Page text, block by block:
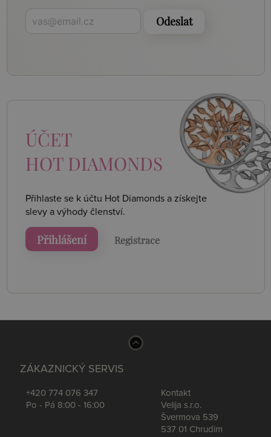
Odeslat
ÚČET
HOT DIAMONDS
Přihlaste se k účtu Hot Diamonds a získejte
slevy a výhody členství.
Přihlášení Registrace
ZÁKAZNICKÝ SERVIS
+420 774 076 347
Po - Pá 8:00 - 16:00
Kontakt
Velija s.r.o.
Švermova 539
537 01 Chrudim